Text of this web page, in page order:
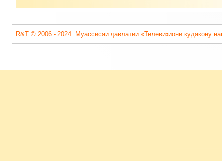
R&T © 2006 - 2024. Муассисаи давлатии «Телевизиони кӯдакону